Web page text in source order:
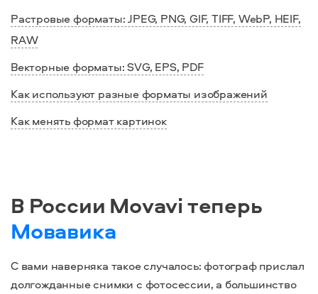
Растровые форматы: JPEG, PNG, GIF, TIFF, WebP, HEIF,
RAW
Векторные форматы: SVG, EPS, PDF
Как используют разные форматы изображений
Как менять формат картинок
В России Movavi теперь
Мовавика
С вами наверняка такое случалось: фотограф прислал
долгожданные снимки с фотосессии, а большинство